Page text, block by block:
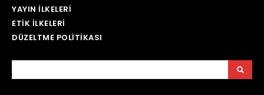
YAYIN İLKELERI
ETIK İLKELERI
DÜZELTME POLITIKASI